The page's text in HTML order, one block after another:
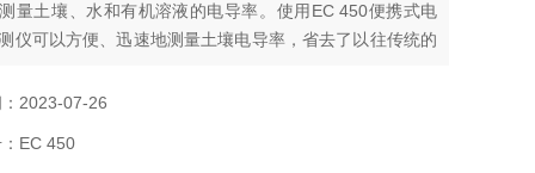
量土壤、水和有机溶液的电导率。使用EC 450便携式电
仪可以方便、迅速地测量土壤电导率，省去了以往传统的
外盐分测量，水质测量等。
：2023-07-26
：EC 450